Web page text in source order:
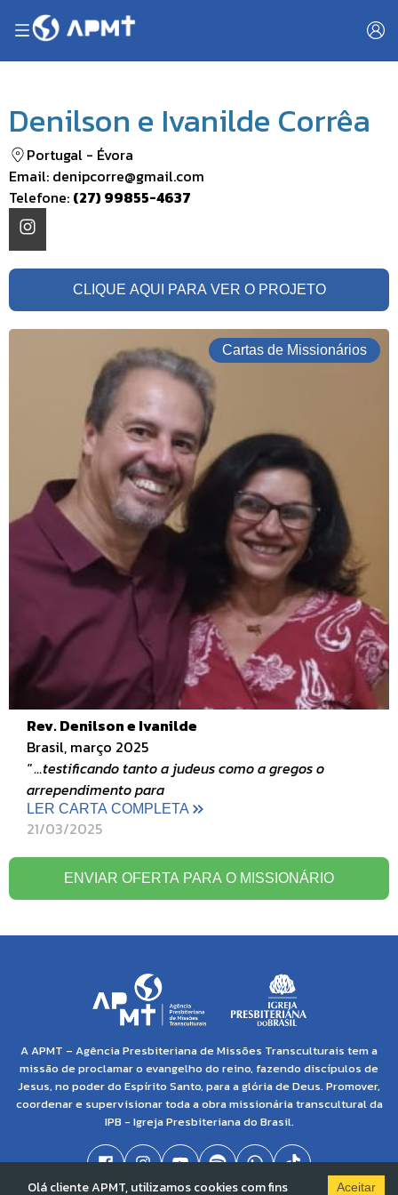
Denilson e Ivanilde Corrêa
Portugal - Évora
Email: denipcorre@gmail.com
Telefone: (27) 99855-4637
CLIQUE AQUI PARA VER O PROJETO
Cartas de Missionários
Rev. Denilson e Ivanilde
Brasil, março 2025
" ...testificando tanto a judeus como a gregos o
arrependimento para
LER CARTA COMPLETA
21/03/2025
ENVIAR OFERTA PARA O MISSIONÁRIO
A APMT – Agência Presbiteriana de Missões Transculturais tem a
missão de proclamar o evangelho do reino, fazendo discípulos de
Jesus, no poder do Espírito Santo, para a glória de Deus. Promover,
coordenar e supervisionar toda a obra missionária transcultural da
IPB - Igreja Presbiteriana do Brasil.
Olá cliente APMT, utilizamos cookies com fins Aceitar